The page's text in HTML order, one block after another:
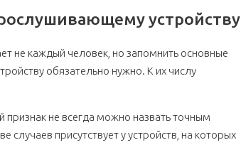
, которые помогут вам разобраться. Эти
телефонами, о них знает даже не каждый
устройству
не каждый человек, но запомнить основные
обязательно нужно. К их числу
признак не всегда можно назвать точным
случаев присутствует у устройств, на которых